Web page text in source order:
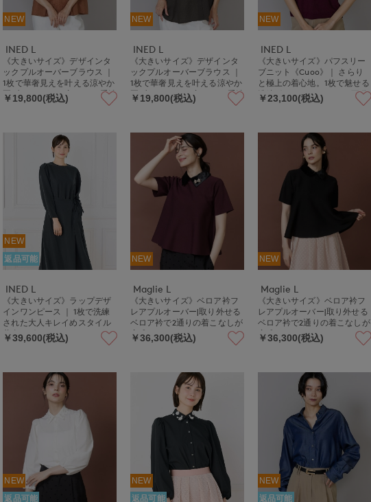
NEW
INED L
《大きいサイズ》デザインタ
ックプルオーバーブラウス ｜
1枚で華奢見えを叶える涼やか
夏ブラウス 二の腕カバー/手洗
い可/清涼感/着やせ
￥19,800(税込)
NEW
INED L
《大きいサイズ》デザインタ
ックプルオーバーブラウス ｜
1枚で華奢見えを叶える涼やか
夏ブラウス 二の腕カバー/手洗
い可/清涼感/着やせ
￥19,800(税込)
NEW
INED L
《大きいサイズ》パフスリー
ブニット《Cuoo》｜ さらり
と極上の着心地。1枚で魅せる
洗練ボートネックニット 五分
袖/二の腕カバー/鹿の子編み/
￥23,100(税込)
NEW
返品可能
INED L
《大きいサイズ》ラップデザ
インワンピース ｜ 1枚で洗練
された大人キレイめスタイル
共布リボン/ウエストマーク/
手洗い可/微光沢/細見え
￥39,600(税込)
NEW
Maglie L
《大きいサイズ》ベロア衿フ
レアプルオーバー|取り外せる
ベロア衿で2通りの着こなしが
完成
￥36,300(税込)
NEW
Maglie L
《大きいサイズ》ベロア衿フ
レアプルオーバー|取り外せる
ベロア衿で2通りの着こなしが
完成
￥36,300(税込)
NEW
返品可能
NEW
返品可能
NEW
返品可能